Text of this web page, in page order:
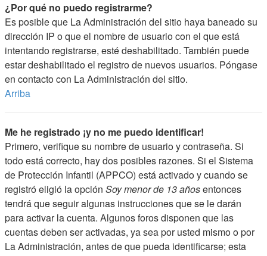
¿Por qué no puedo registrarme?
Es posible que La Administración del sitio haya baneado su
dirección IP o que el nombre de usuario con el que está
intentando registrarse, esté deshabilitado. También puede
estar deshabilitado el registro de nuevos usuarios. Póngase
en contacto con La Administración del sitio.
Arriba
Me he registrado ¡y no me puedo identificar!
Primero, verifique su nombre de usuario y contraseña. Si
todo está correcto, hay dos posibles razones. Si el Sistema
de Protección Infantil (APPCO) está activado y cuando se
registró eligió la opción Soy menor de 13 añosentonces
tendrá que seguir algunas instrucciones que se le darán
para activar la cuenta. Algunos foros disponen que las
cuentas deben ser activadas, ya sea por usted mismo o por
La Administración, antes de que pueda identificarse; esta